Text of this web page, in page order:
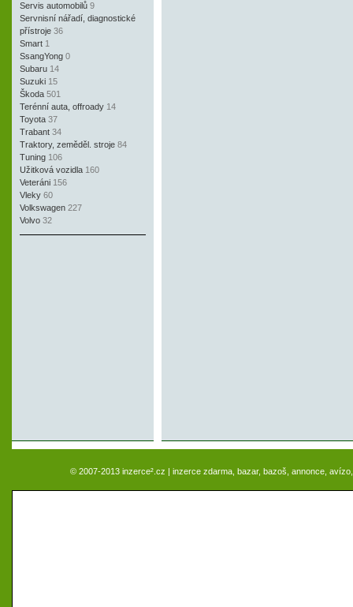
Servis automobilů 9
Servnisní nářadí, diagnostické
přístroje 36
Smart 1
SsangYong 0
Subaru 14
Suzuki 15
Škoda 501
Terénní auta, offroady 14
Toyota 37
Trabant 34
Traktory, zeměděl. stroje 84
Tuning 106
Užitková vozidla 160
Veteráni 156
Vleky 60
Volkswagen 227
Volvo 32
© 2007-2013 inzerce².cz | inzerce zdarma, bazar, bazoš, annonce,